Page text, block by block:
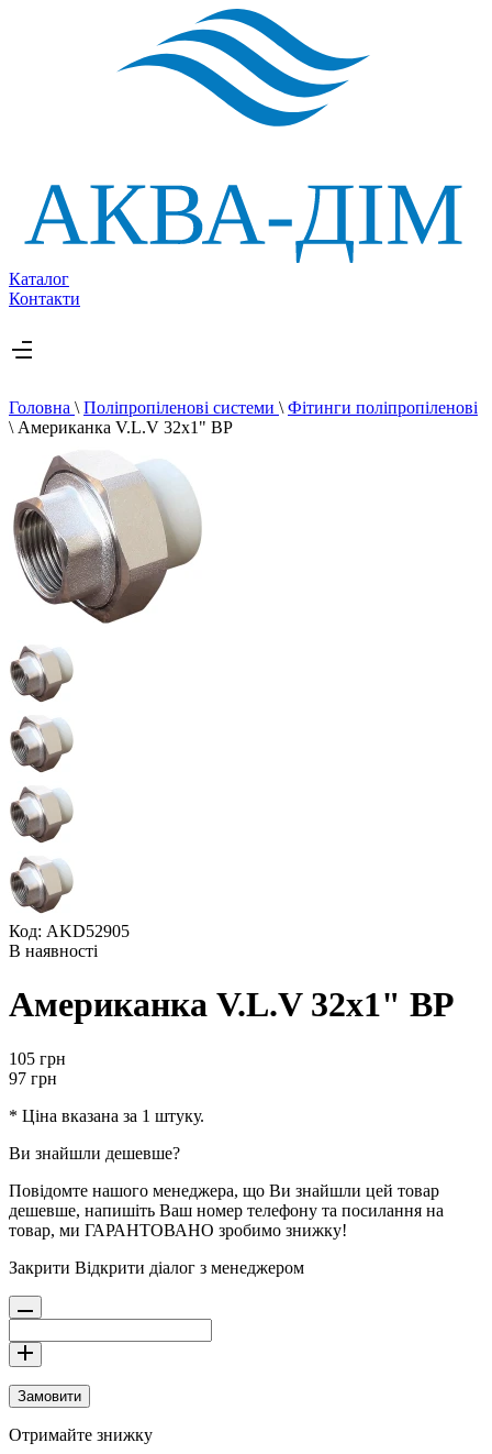
Каталог
Контакти
Головна \ Поліпропіленові системи \ Фітинги поліпропіленові
\ Американка V.L.V 32х1" ВР
Код: AKD52905
В наявності
Американка V.L.V 32х1" ВР
105 грн
97 грн
* Ціна вказана за 1 штуку.
Ви знайшли дешевше?
Повідомте нашого менеджера, що Ви знайшли цей товар
дешевше, напишіть Ваш номер телефону та посилання на
товар, ми ГАРАНТОВАНО зробимо знижку!
Закрити Відкрити діалог з менеджером
Замовити
Отримайте знижку